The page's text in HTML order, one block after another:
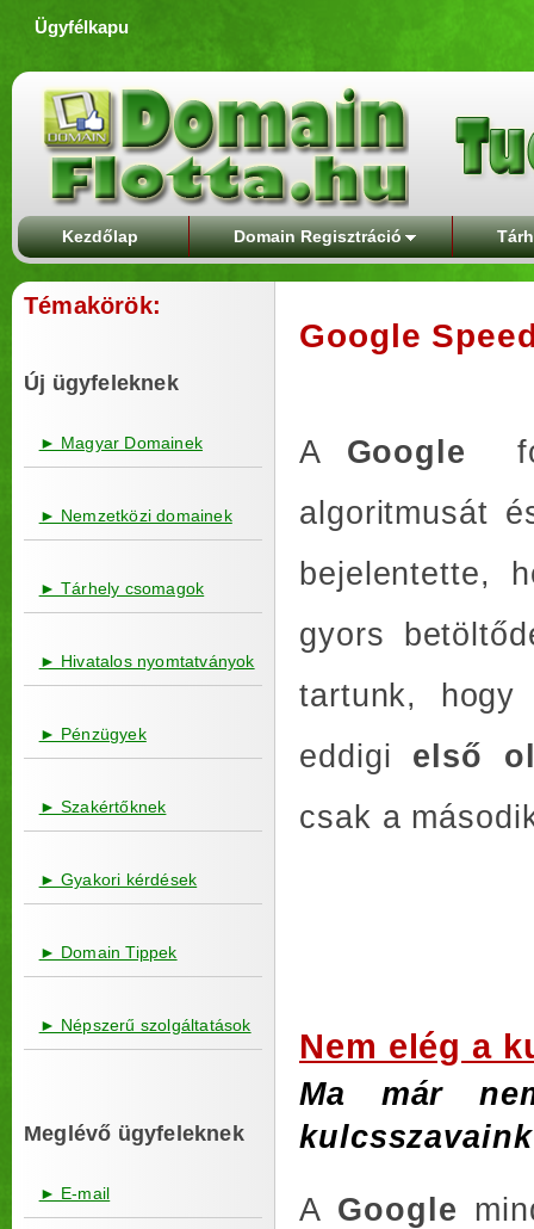
Ügyfélkapu
Kezdőlap Domain Regisztráció
Témakörök:
Új ügyfeleknek
► Magyar Domainek
► Nemzetközi domainek
► Tárhely csomagok
► Hivatalos nyomtatványok
► Pénzügyek
► Szakértőknek
► Gyakori kérdések
► Domain Tippek
► Népszerű szolgáltatások
Meglévő ügyfeleknek
► E-mail
Google
A Google
algoritmusát
bejelentette,
gyors
tartunk, hogy
eddigi első
csak a
Nem elég a
Ma már
A Google